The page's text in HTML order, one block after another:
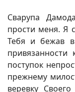
Сварупа
прости меня. Я
Тебя и бежав
поступок
прежнему
веревку